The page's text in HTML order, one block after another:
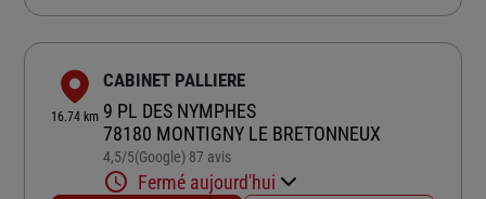
16.74 km
CABINET PALLIERE
9 PL DES NYMPHES
78180 MONTIGNY LE BRETONNEUX
4,5/5Note de 4.5 sur 5
(Google) 87 avis
Fermé aujourd'hui